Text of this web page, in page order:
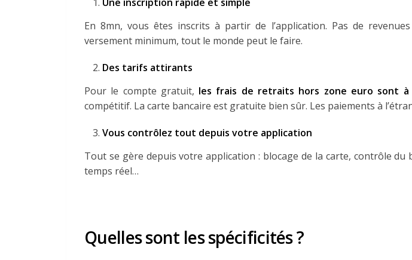
En 8mn, vous êtes inscrits à partir de l’application. Pas de
versement minimum, tout le monde peut le faire.
Des tarifs attirants
Pour le compte gratuit, les frais de retraits hors zone euro sont à
compétitif. La carte bancaire est gratuite bien sûr. Les paiements à
Vous contrôlez tout depuis votre application
Tout se gère depuis votre application : blocage de la carte, contrôle du
temps réel…
Quelles sont les spécificités ?